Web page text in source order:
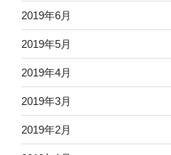
2019年6月
2019年5月
2019年4月
2019年3月
2019年2月